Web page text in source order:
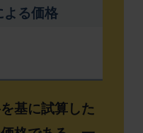
よる価格
基に試算した